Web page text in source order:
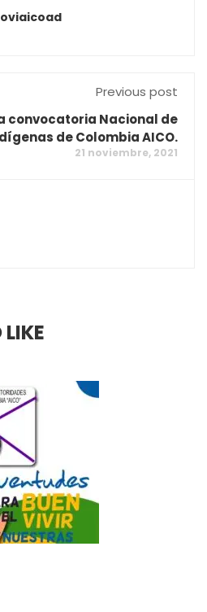
Previous post
convocatoria Nacional de
de Colombia AICO.
21 noviembre, 2021